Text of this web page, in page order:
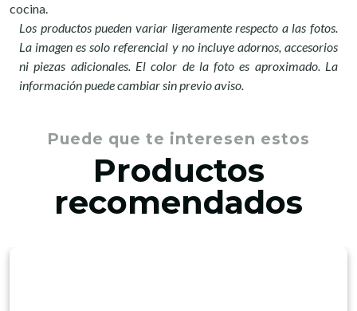
cocina.
Los productos pueden variar ligeramente respecto a las fotos.
La imagen es solo referencial y no incluye adornos, accesorios
ni piezas adicionales. El color de la foto es aproximado. La
información puede cambiar sin previo aviso.
Puede que te interesen estos
Productos
recomendados